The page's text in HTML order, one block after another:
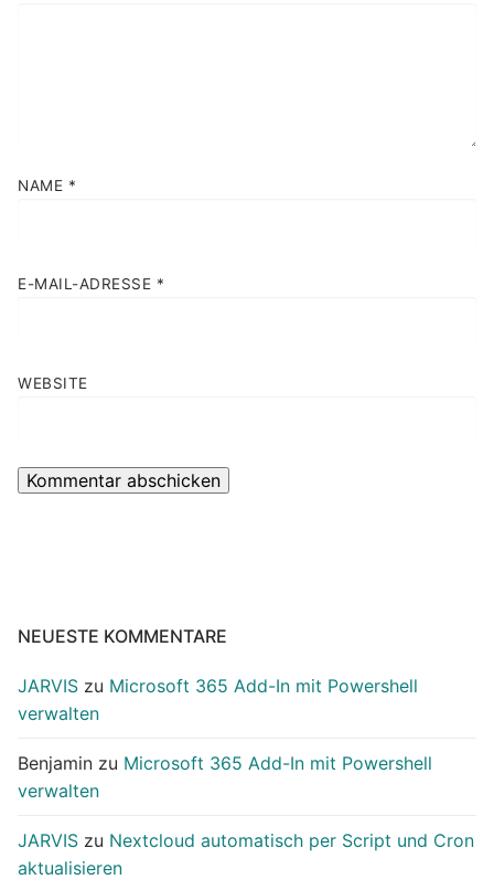
NAME *
E-MAIL-ADRESSE *
WEBSITE
NEUESTE KOMMENTARE
JARVIS zu Microsoft 365 Add-In mit Powershell
verwalten
Benjamin zu Microsoft 365 Add-In mit Powershell
verwalten
JARVIS zu Nextcloud automatisch per Script und Cron
aktualisieren